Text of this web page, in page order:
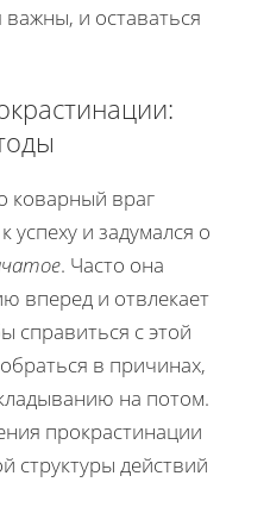
и оставаться
коварный враг
успеху и задумался о
. Часто она
вперед и отвлекает
справиться с этой
в причинах,
на потом.
прокрастинации
структуры действий